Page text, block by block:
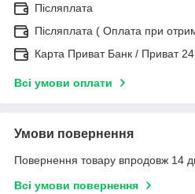
Післяплата
Післяплата ( Оплата при
Карта Приват Банк / Приват 24
Всі умови оплати
Умови повернення
Повернення товару впродовж 14
Всі умови повернення